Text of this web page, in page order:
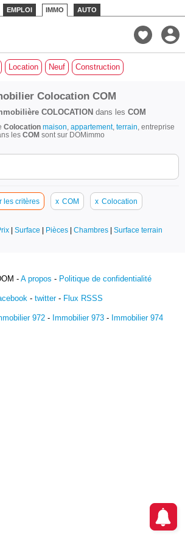
EMPLOI IMMO AUTO
Location Neuf Construction
Colocation COM
COLOCATION dans les COM
Colocation maison appartement, terrain , entreprise
les COM sont sur DOMimmo
les critères x COM x Colocation
| Surface | Pièces | Chambres | Surface terrain
-A propos - Politique de confidentialité
- twitter- Flux RSSS
972 - Immobilier 973 - Immobilier 974